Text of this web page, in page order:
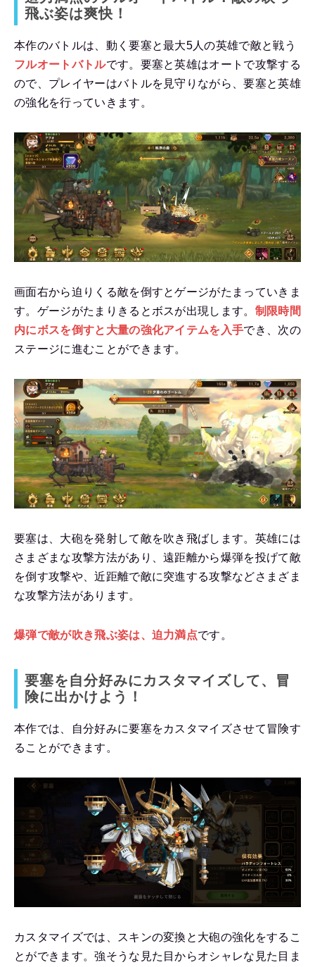
飛ぶ姿は爽快！
本作のバトルは、動く要塞と最大5人の英雄で敵と戦う
フルオートバトルです。要塞と英雄はオートで攻撃する
ので、プレイヤーはバトルを見守りながら、要塞と英雄
の強化を行っていきます。
画面右から迫りくる敵を倒すとゲージがたまっていきま
す。ゲージがたまりきるとボスが出現します。 制限時間
内にボスを倒すと大量の強化アイテムを入手でき、次の
ステージに進むことができます。
要塞は、大砲を発射して敵を吹き飛ばします。英雄には
さまざまな攻撃方法があり、遠距離から爆弾を投げて敵
を倒す攻撃や、近距離で敵に突進する攻撃などさまざま
な攻撃方法があります。
爆弾で敵が吹き飛ぶ姿は、迫力満点です。
要塞を自分好みにカスタマイズして、冒
険に出かけよう！
本作では、自分好みに要塞をカスタマイズさせて冒険す
ることができます。
カスタマイズでは、スキンの変換と大砲の強化をするこ
とができます。強そうな見た目からオシャレな見た目ま